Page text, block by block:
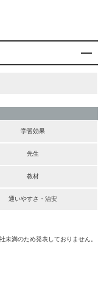
学習効果
先生
教材
通いやすさ・治安
満のため発表しておりません。